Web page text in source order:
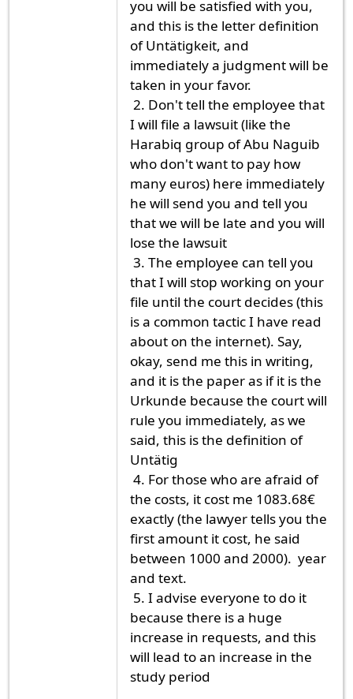
you will be satisfied with you,
and this is the letter definition
of Untätigkeit, and
immediately a judgment will be
taken in your favor.
2. Don't tell the employee that
I will file a lawsuit (like the
Harabiq group of Abu Naguib
who don't want to pay how
many euros) here immediately
he will send you and tell you
that we will be late and you will
lose the lawsuit
3. The employee can tell you
that I will stop working on your
file until the court decides (this
is a common tactic I have read
about on the internet). Say,
okay, send me this in writing,
and it is the paper as if it is the
Urkunde because the court will
rule you immediately, as we
said, this is the definition of
Untätig
4. For those who are afraid of
the costs, it cost me 1083.68€
exactly (the lawyer tells you the
first amount it cost, he said
between 1000 and 2000). year
and text.
5. I advise everyone to do it
because there is a huge
increase in requests, and this
will lead to an increase in the
study period